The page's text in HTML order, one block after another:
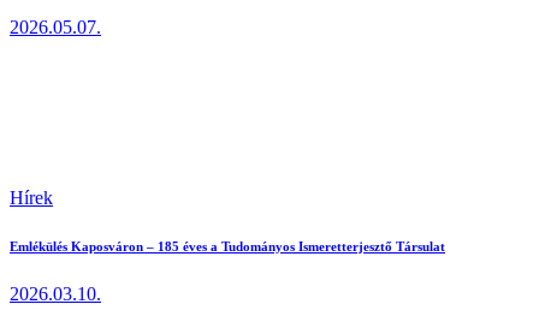
2026.05.07.
Hírek
Emlékülés Kaposváron – 185 éves a Tudományos Ismeretterjesztő Társulat
2026.03.10.